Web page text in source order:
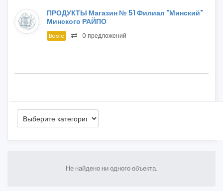
ПРОДУКТЫ Магазин № 51 Филиал "Минский"
Минского РАЙПО
Basic 0 предложений
Не найдено ни одного объекта.